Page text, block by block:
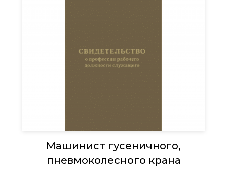
Машинист гусеничного,
пневмоколесного крана